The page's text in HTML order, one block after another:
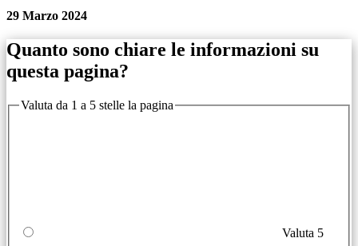
29 Marzo 2024
Quanto sono chiare le informazioni su
questa pagina?
Valuta da 1 a 5 stelle la pagina
Valuta 5